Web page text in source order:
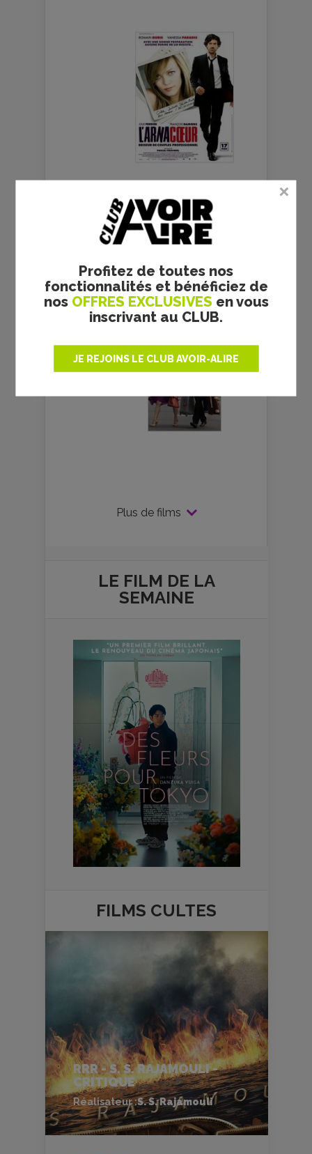
Profitez de toutes nos
fonctionnalités et bénéficiez de
nos OFFRES EXCLUSIVES en vous
inscrivant au CLUB.
JE REJOINS LE CLUB AVOIR-ALIRE
L’ARNACOEUR :
RENCONTRE AU SOMMET
ET ROMAIN DURIS
Plus de films
LE FILM DE LA
SEMAINE
FILMS CULTES
RRR - S. S. RAJAMOULI -
CRITIQUE
Réalisateur :S. S. Rajamouli